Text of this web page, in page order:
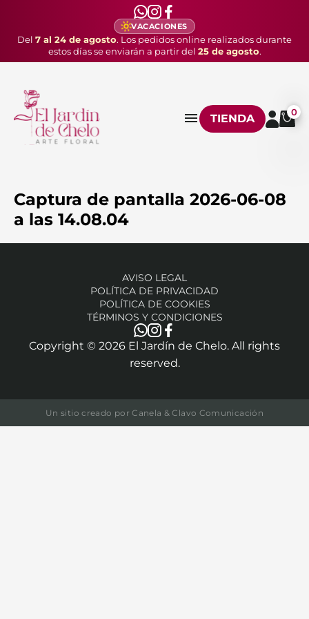
VACACIONES
Del 7 al 24 de agosto. Los pedidos online realizados durante
estos días se enviarán a partir del 25 de agosto.
TIENDA 0
Captura de pantalla 2026-06-08
a las 14.08.04
Copyright © 2026 El Jardín de Chelo. All rights
reserved.
AVISO LEGAL
POLÍTICA DE PRIVACIDAD
POLÍTICA DE COOKIES
TÉRMINOS Y CONDICIONES
Un sitio creado porCanela & Clavo Comunicación